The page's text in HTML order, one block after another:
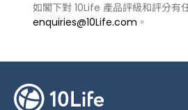
如閣下對 10Life 產品評級和評分有
enquiries@10Life.com 。